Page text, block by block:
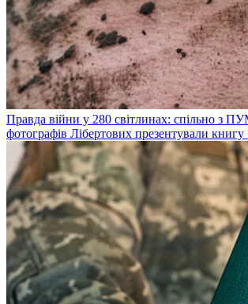
Правда війни у 280 світлинах: спільно з
фотографів Лібертових презентували книгу